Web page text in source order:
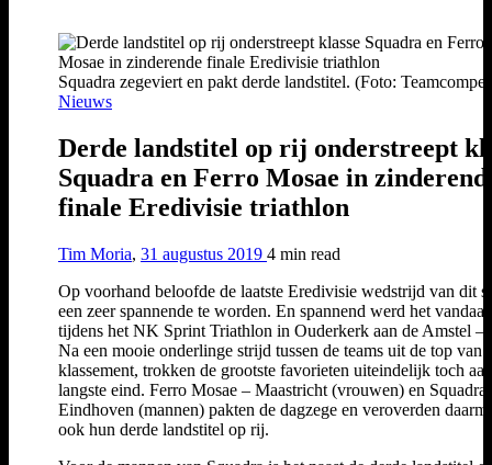
Squadra zegeviert en pakt derde landstitel. (Foto:
Nieuws
Derde landstitel op rij onderstreept
Squadra en Ferro Mosae in
finale Eredivisie triathlon
Tim Moria, 31 augustus 2019 4 min read
Op voorhand beloofde de laatste Eredivisie wedstrijd van dit
een zeer spannende te worden. En spannend werd het
tijdens het NK Sprint Triathlon in Ouderkerk aan de Amstel –
Na een mooie onderlinge strijd tussen de teams uit de top van
klassement, trokken de grootste favorieten uiteindelijk toch
langste eind. Ferro Mosae – Maastricht (vrouwen) en Squadra
Eindhoven (mannen) pakten de dagzege en veroverden
ook hun derde landstitel op rij.